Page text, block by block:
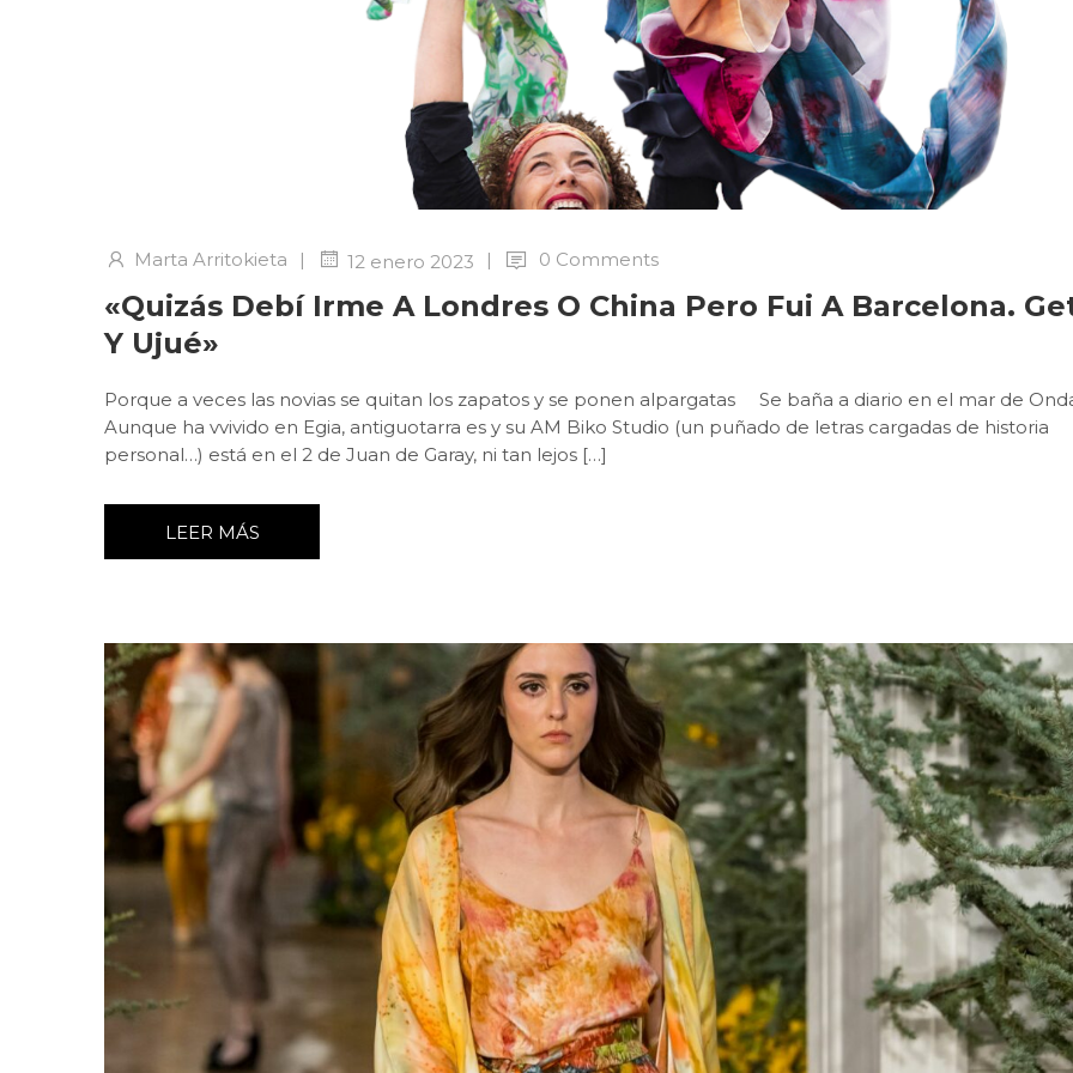
Marta Arritokieta | 12 enero 2023 | 0 Comments
«Quizás Debí Irme A Londres O China Pero Fui A Barcelona.
Y Ujué»
Porque a veces las novias se quitan los zapatos y se ponen alpargatas Se baña a diario en el mar de
Aunque ha vvivido en Egia, antiguotarra es y su AM Biko Studio (un puñado de letras cargadas de historia
personal…) está en el 2 de Juan de Garay, ni tan lejos […]
LEER MÁS